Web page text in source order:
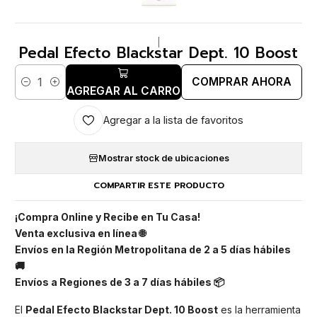
Pedal Efecto Blackstar Dept. 10 Boost
Cantidad AGREGAR AL CARRO
COMPRAR AHORA
Agregar a la lista de favoritos
Mostrar stock de ubicaciones
COMPARTIR ESTE PRODUCTO
¡Compra Online y Recibe en Tu Casa!
Venta exclusiva en línea 🌐
Envíos en la Región Metropolitana de 2 a 5 días hábiles
🚚
Envíos a Regiones de 3 a 7 días hábiles 📦
El Pedal Efecto Blackstar Dept. 10 Boost es la herramienta